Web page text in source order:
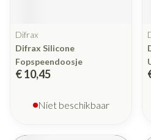
Difrax
Difrax Silicone
Fopspeendoosje
€ 10,45
Niet beschikbaar